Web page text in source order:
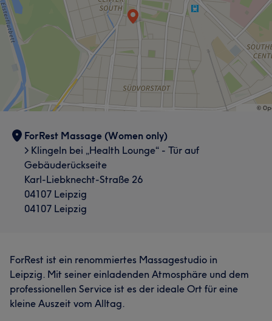
ForRest Massage (Women only)
> Klingeln bei „Health Lounge“ - Tür auf
Gebäuderückseite
Karl-Liebknecht-Straße 26
04107 Leipzig
04107 Leipzig
ForRest ist ein renommiertes Massagestudio in
Leipzig. Mit seiner einladenden Atmosphäre und dem
professionellen Service ist es der ideale Ort für eine
kleine Auszeit vom Alltag.